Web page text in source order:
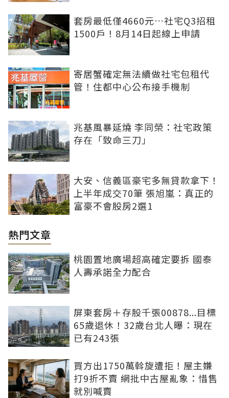
套房最低僅4660元…社宅Q3招租
1500戶！8月14日起線上申請
寄居蟹確定無法續做社宅包租代
管！住都中心公布接手機制
兆基風暴延燒 李同榮：社宅政策
存在「致命三刀」
大安、信義區豪宅多無貸款拿下！
上半年成交70筆 張旭嵐：真正的
富豪不會股房2選1
熱門文章
桃園置地廣場超高確定要拆 國泰
人壽承諾全力配合
屏東套房＋存股千張00878...目標
65歲退休！32歲台北人曝：現在
已有243張
買方出1750萬斡旋遭拒！屋主嫌
打9折不賣 網批中古屋亂象：惜售
就別喊賣